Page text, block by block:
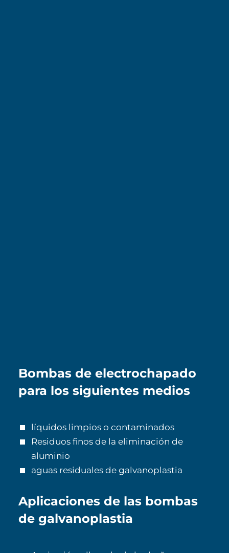
Bombas de electrochapado
para los siguientes medios
líquidos limpios o contaminados
Residuos finos de la eliminación de
aluminio
aguas residuales de galvanoplastia
Aplicaciones de las bombas
de galvanoplastia